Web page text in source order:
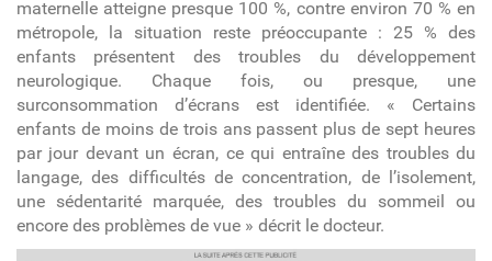
maternelle atteigne presque 100 %, contre environ 70 % en
métropole, la situation restepréoccupante : 25 % des
enfants présentent des troubles du développement
neurologique. Chaque fois, ou presque, une
surconsommation d’écrans est identifiée. « Certains
enfants de moins de trois ans passent plus de sept heures
par jour devant un écran, ce qui entraîne des troubles du
langage, des difficultés de concentration, de l’isolement,
une sédentarité marquée, des troubles du sommeil ou
encore des problèmes de vue» décrit le docteur.